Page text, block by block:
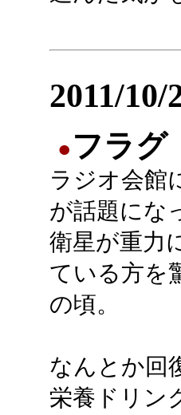
2011/
● フラグ
ラジオ会館
が話題にな
衛星が重力
ている方を
の頃。
なんとか回
栄養ドリン